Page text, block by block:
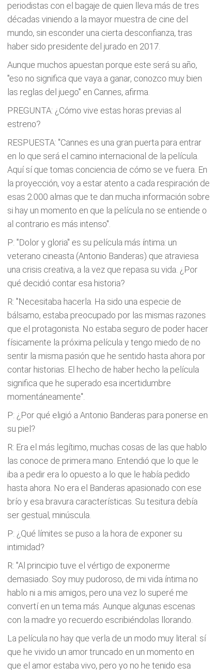
periodistas con el bagaje de quien lleva más de tres
décadas viniendo a la mayor muestra de cine del
mundo, sin esconder una cierta desconfianza, tras
haber sido presidente del jurado en 2017.
Aunque muchos apuestan porque este será su año,
"eso no significa que vaya a ganar, conozco muy bien
las reglas del juego" en Cannes, afirma.
PREGUNTA: ¿Cómo vive estas horas previas al
estreno?
RESPUESTA: "Cannes es una gran puerta para entrar
en lo que será el camino internacional de la película.
Aquí sí que tomas conciencia de cómo se ve fuera. En
la proyección, voy a estar atento a cada respiración de
esas 2.000 almas que te dan mucha información sobre
si hay un momento en que la película no se entiende o
al contrario es más intenso".
P: "Dolor y gloria" es su película más íntima: un
veterano cineasta (Antonio Banderas) que atraviesa
una crisis creativa, a la vez que repasa su vida. ¿Por
qué decidió contar esa historia?
R: "Necesitaba hacerla. Ha sido una especie de
bálsamo, estaba preocupado por las mismas razones
que el protagonista. No estaba seguro de poder hacer
físicamente la próxima película y tengo miedo de no
sentir la misma pasión que he sentido hasta ahora por
contar historias. El hecho de haber hecho la película
significa que he superado esa incertidumbre
momentáneamente".
P: ¿Por qué eligió a Antonio Banderas para ponerse en
su piel?
R: Era el más legítimo, muchas cosas de las que hablo
las conoce de primera mano. Entendió que lo que le
iba a pedir era lo opuesto a lo que le había pedido
hasta ahora. No era el Banderas apasionado con ese
brío y esa bravura características. Su tesitura debía
ser gestual, minúscula.
P: ¿Qué límites se puso a la hora de exponer su
intimidad?
R: "Al principio tuve el vértigo de exponerme
demasiado. Soy muy pudoroso, de mi vida íntima no
hablo ni a mis amigos, pero una vez lo superé me
convertí en un tema más. Aunque algunas escenas
con la madre yo recuerdo escribiéndolas llorando.
La película no hay que verla de un modo muy literal: sí
que he vivido un amor truncado en un momento en
que el amor estaba vivo, pero yo no he tenido esa